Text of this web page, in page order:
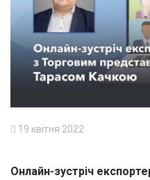
19 квітня 2022
Онлайн-зустріч